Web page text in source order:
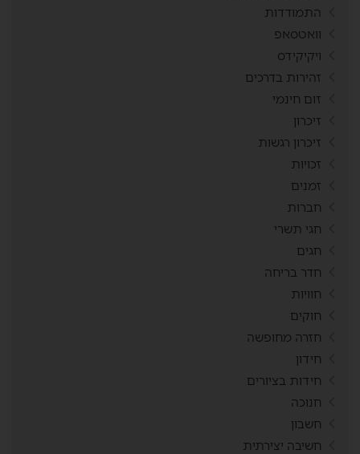
התמודדות
וואטסאפ
ויקיקידס
זהירות בדרכים
זום חינמי
זיכרון
זיכרון רגשות
זכויות
זמנים
חברות
חגי תשרי
חגים
חדר בריחה
חוויות
חוקים
חזרה מחופשה
חידון
חידות בציורים
חנוכה
חשבון
חשיבה יצירתית